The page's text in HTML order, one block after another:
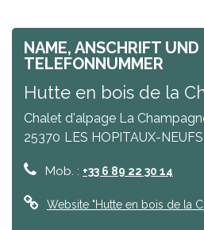
NAME, ANSCHRIFT UND
TELEFONNUMMER
Hutte en bois de la
Chalet d'alpage La
25370 LES HOPITAUX-NEUFS
Mob. : +33 6 89 22 30 14
Website "Hutte en bois de la